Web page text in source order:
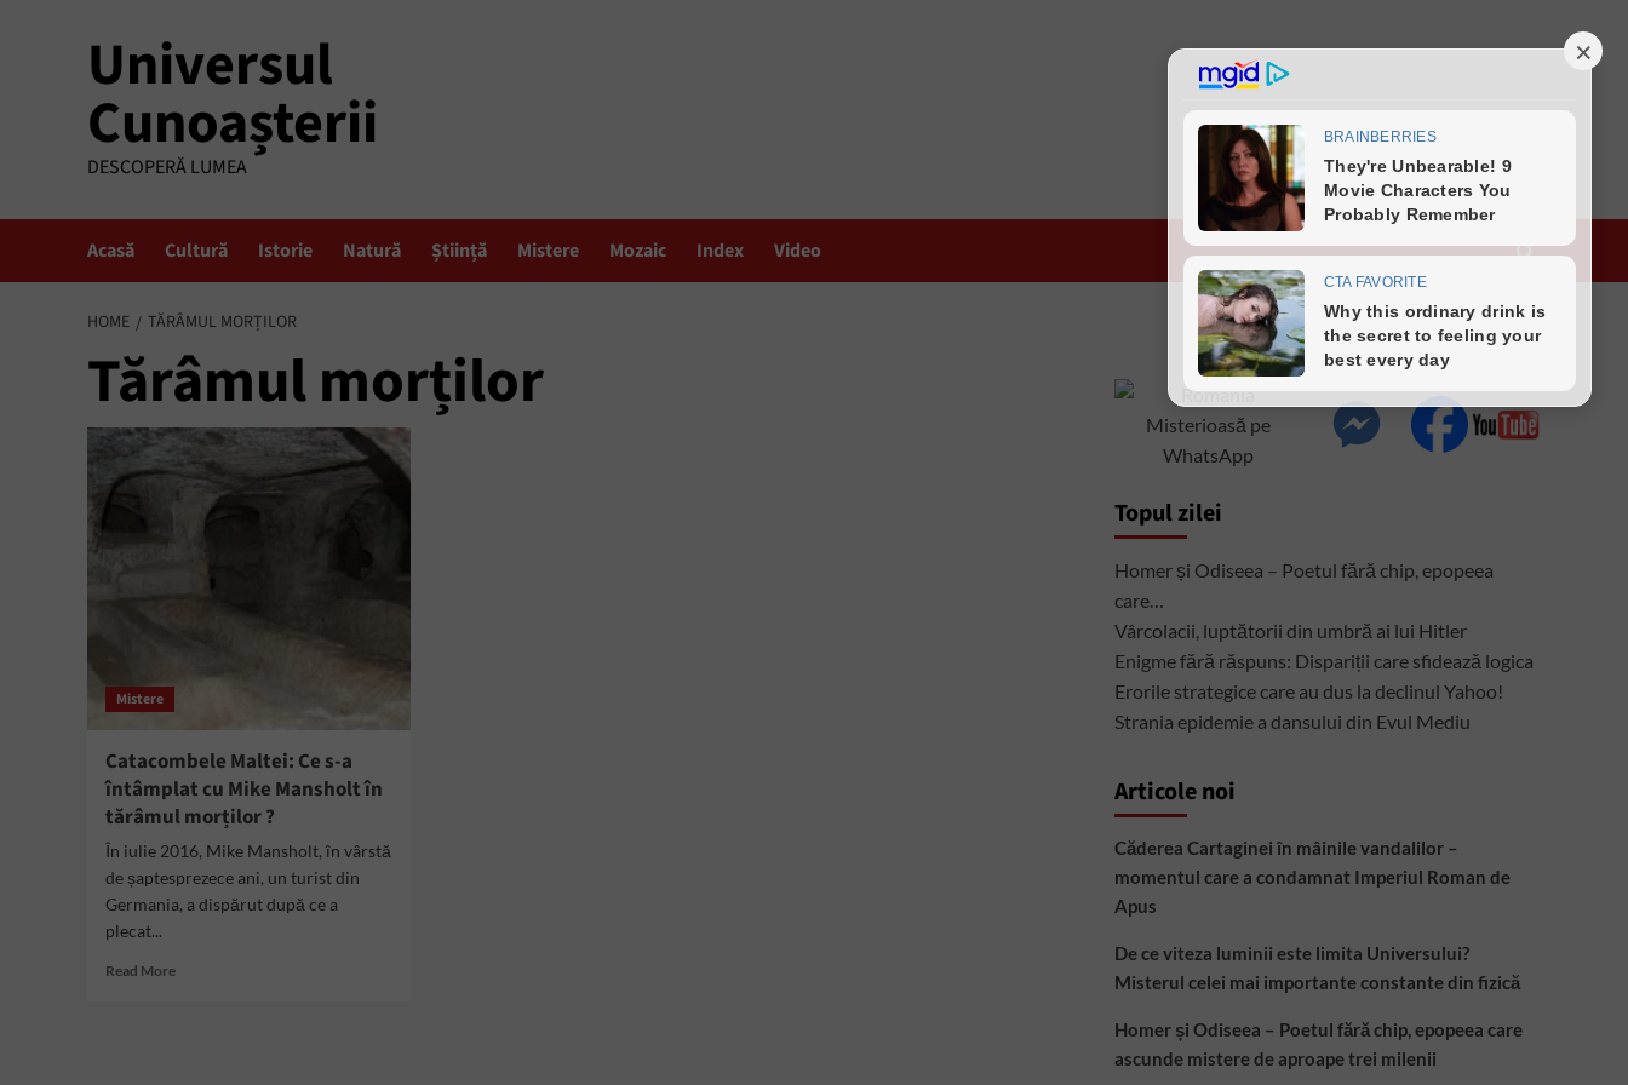
Universul
Cunoașterii
DESCOPERĂ LUMEA
Acasă Cultură Istorie Natură Știință Mistere Mozaic Index Video
HOME TĂRÂMUL MORȚILOR
Tărâmul morților
Mistere
Catacombele Maltei: Ce s-a
întâmplat cu Mike Mansholt în
tărâmul morților ?
În iulie 2016, Mike Mansholt, în vârstă
de șaptesprezece ani, un turist din
Germania, a dispărut după ce a
plecat...
Read MoreRead
Topul zilei
Homer și Odiseea – Poetul fără chip, epopeea
care…
Vârcolacii, luptătorii din umbră ai lui Hitler
Enigme fără răspuns: Dispariții care sfidează logica
Erorile strategice care au dus la declinul Yahoo!
Strania epidemie a dansului din Evul Mediu
Articole noi
Căderea Cartaginei în mâinile vandalilor –
momentul care a condamnat Imperiul Roman de
Apus
De ce viteza luminii este limita Universului?
Misterul celei mai importante constante din fizică
Homer și Odiseea – Poetul fără chip, epopeea care
ascunde mistere de aproape trei milenii